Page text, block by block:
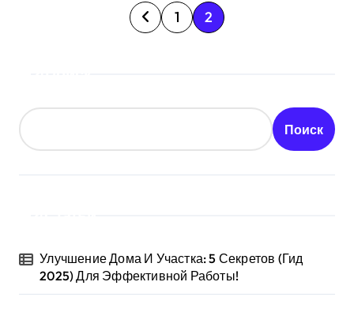
П
и
н
а
я
1 2
Поиск
Улучшение Дома И Участка: 5 Секретов (Гид
2025) Для Эффективной Работы!